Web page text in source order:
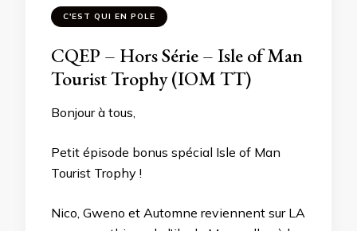
C'EST QUI EN POLE
CQEP – Hors Série – Isle of Man
Tourist Trophy (IOM TT)
Bonjour à tous,
Petit épisode bonus spécial Isle of Man
Tourist Trophy !
Nico, Gweno et Automne reviennent sur LA